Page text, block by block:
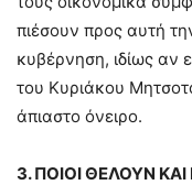
πιέσουν προς αυτή
κυβέρνηση, ιδίως αν
του Κυριάκου
άπιαστο όνειρο.
3. ΠΟΙΟΙ ΘΕΛΟΥΝ